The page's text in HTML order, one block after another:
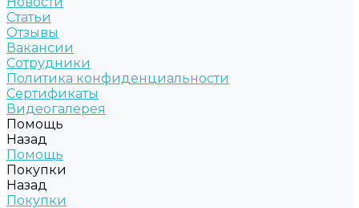
Статьи
Отзывы
Вакансии
Сотрудники
Политика конфиденциальности
Сертификаты
Видеогалерея
Помощь
Назад
Помощь
Покупки
Назад
Покупки